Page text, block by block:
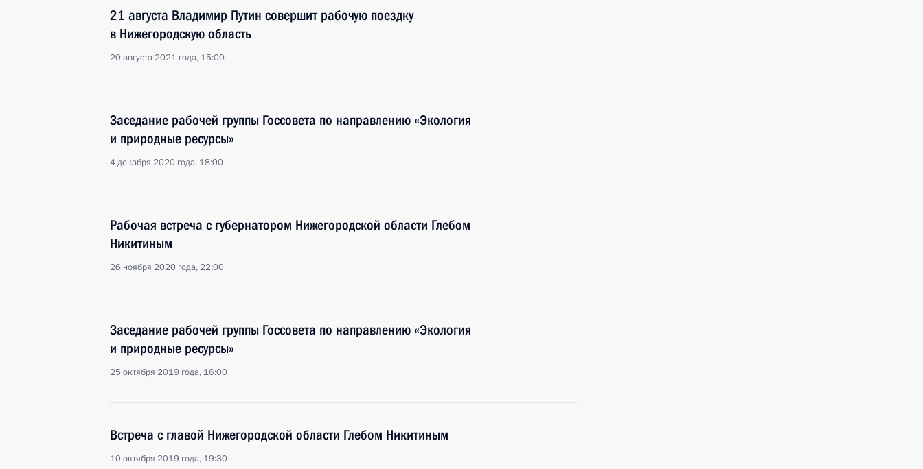
21 августа Владимир Путин совершит рабочую поездку
в Нижегородскую область
20 августа 2021 года, 15:00
Заседание рабочей группы Госсовета по направлению «Экология
и природные ресурсы»
4 декабря 2020 года, 18:00
Рабочая встреча с губернатором Нижегородской области Глебом
Никитиным
26 ноября 2020 года, 22:00
Заседание рабочей группы Госсовета по направлению «Экология
и природные ресурсы»
25 октября 2019 года, 16:00
Встреча с главой Нижегородской области Глебом Никитиным
10 октября 2019 года, 19:30